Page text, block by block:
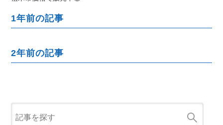
1年前の記事
2年前の記事